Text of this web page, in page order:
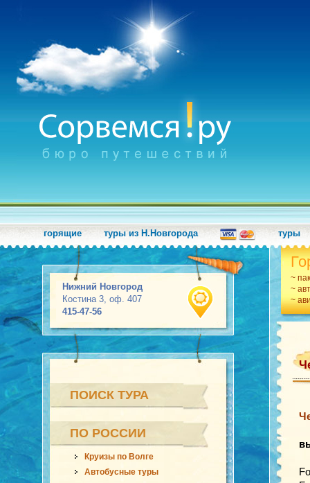
горящие туры из Н.Новгорода туры
Нижний Новгород
Костина 3, оф. 407
415-47-56
~
~
~
ПОИСК ТУРА
ПО РОССИИ
Круизы по Волге
Автобусные туры